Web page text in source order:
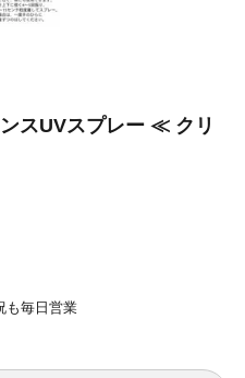
スUVスプレー ≪ クリ
も毎日営業